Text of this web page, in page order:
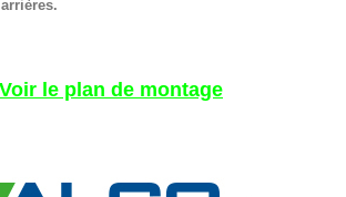
Voir le plan de montage